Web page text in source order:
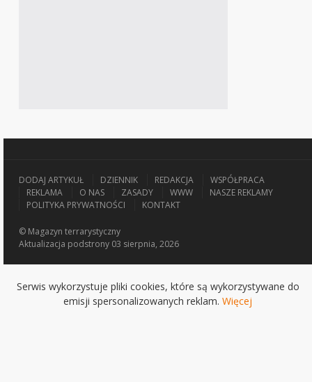
DODAJ ARTYKUŁ DZIENNIK REDAKCJA
WSPÓŁPRACA
REKLAMA
O NAS ZASADY WWW
NASZE REKLAMY
POLITYKA PRYWATNOŚCI
KONTAKT
© Magazyn terrarystyczny
Aktualizacja podstrony 03 sierpnia, 2026
Serwis wykorzystuje pliki cookies, które są wykorzystywane do
emisji spersonalizowanych reklam. Więcej